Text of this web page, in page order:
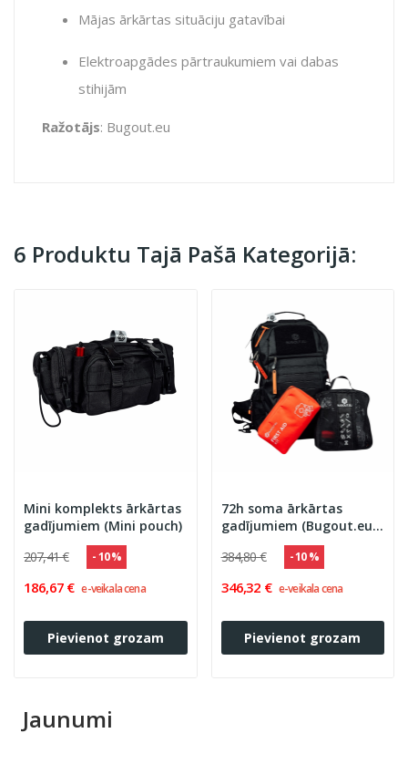
Mājas ārkārtas situāciju gatavībai
Elektroapgādes pārtraukumiem vai dabas
stihijām
Ražotājs: Bugout.eu
6 Produktu Tajā Pašā Kategorijā:
Mini komplekts ārkārtas
gadījumiem (Mini pouch)
207,41 €
- 10 %
186,67 € e-veikala cena
Pievienot grozam
72h soma ārkārtas
gadījumiem (Bugout.eu
72h Premium)
384,80 € - 10 %
346,32 € e-veikala cena
Pievienot grozam
Jaunumi